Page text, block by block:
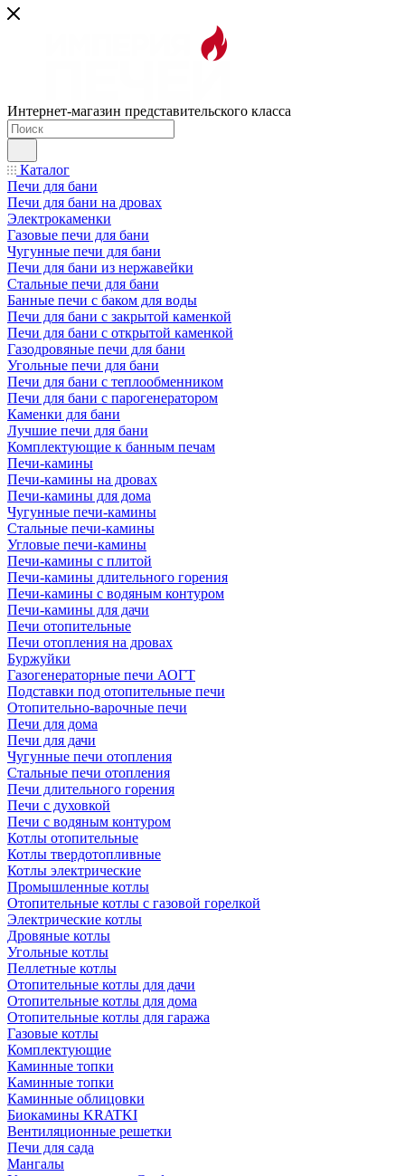
Интернет-магазин представительского класса
Каталог
Печи для бани
Печи для бани на дровах
Электрокаменки
Газовые печи для бани
Чугунные печи для бани
Печи для бани из нержавейки
Стальные печи для бани
Банные печи с баком для воды
Печи для бани с закрытой каменкой
Печи для бани с открытой каменкой
Газодровяные печи для бани
Угольные печи для бани
Печи для бани с теплообменником
Печи для бани с парогенератором
Каменки для бани
Лучшие печи для бани
Комплектующие к банным печам
Печи-камины
Печи-камины на дровах
Печи-камины для дома
Чугунные печи-камины
Стальные печи-камины
Угловые печи-камины
Печи-камины с плитой
Печи-камины длительного горения
Печи-камины с водяным контуром
Печи-камины для дачи
Печи отопительные
Печи отопления на дровах
Буржуйки
Газогенераторные печи АОГТ
Подставки под отопительные печи
Отопительно-варочные печи
Печи для дома
Печи для дачи
Чугунные печи отопления
Стальные печи отопления
Печи длительного горения
Печи с духовкой
Печи с водяным контуром
Котлы отопительные
Котлы твердотопливные
Котлы электрические
Промышленные котлы
Отопительные котлы с газовой горелкой
Электрические котлы
Дровяные котлы
Угольные котлы
Пеллетные котлы
Отопительные котлы для дачи
Отопительные котлы для дома
Отопительные котлы для гаража
Газовые котлы
Комплектующие
Каминные топки
Каминные топки
Каминные облицовки
Биокамины KRATKI
Вентиляционные решетки
Печи для сада
Мангалы